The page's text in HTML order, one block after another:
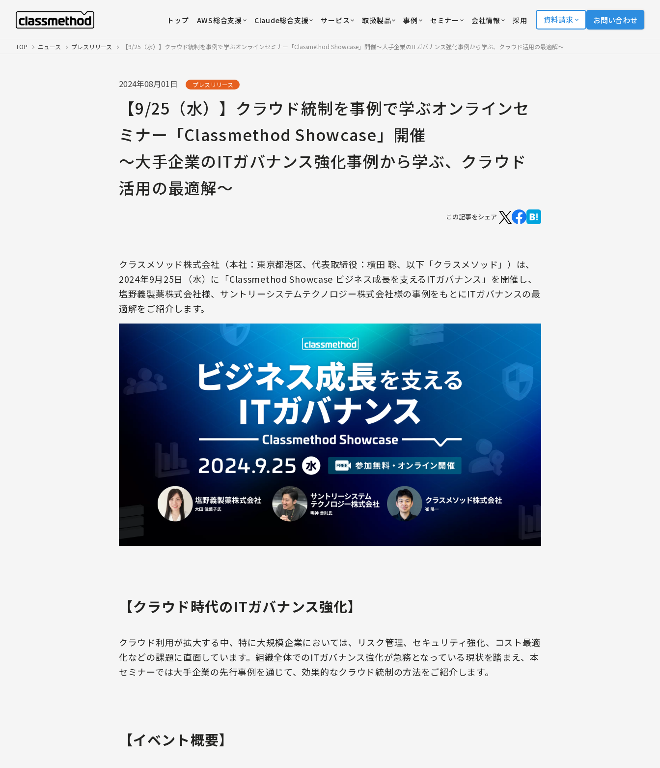
トップ AWS総合支援 Claude総合支援 サービス 取扱製品 事例 セミナー 会社情報 採用 資料請求 お問い合わせ
TOP ニュース プレスリリース 【9/25（水）】クラウド統制を事例で学ぶオンラインセミナー「Classmethod Showcase」開催〜大手企業のITガバナンス強化事例から学ぶ、クラウド活用の最適解〜
2024年08月01日 プレスリリース
【9/25（水）】クラウド統制を事例で学ぶオンラインセ
ミナー「Classmethod Showcase」開催
〜大手企業のITガバナンス強化事例から学ぶ、クラウド
活用の最適解〜
この記事をシェア
クラスメソッド株式会社（本社：東京都港区、代表取締役：横田 聡、以下「クラスメソッド」）は、
2024年9月25日（水）に「Classmethod Showcase ビジネス成長を支えるITガバナンス」を開催し、
塩野義製薬株式会社様、サントリーシステムテクノロジー株式会社様の事例をもとにITガバナンスの最
適解をご紹介します。
【クラウド時代のITガバナンス強化】
クラウド利用が拡大する中、特に大規模企業においては、リスク管理、セキュリティ強化、コスト最適
化などの課題に直面しています。組織全体でのITガバナンス強化が急務となっている現状を踏まえ、本
セミナーでは大手企業の先行事例を通じて、効果的なクラウド統制の方法をご紹介します。
【イベント概要】